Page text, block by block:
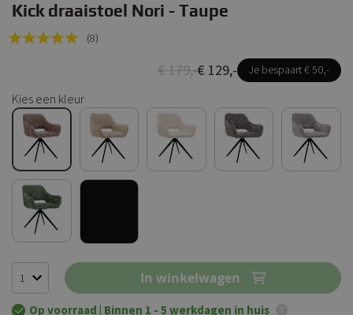
Kick draaistoel Nori - Taupe
Rating:
(8)
Je bespaart € 50,-
€ 129,-
€ 179,-
Kies een kleur
In winkelwagen
Op voorraad | Binnen 1 - 5 werkdagen in huis